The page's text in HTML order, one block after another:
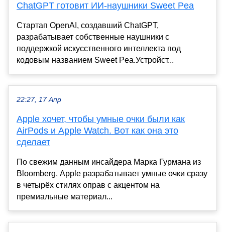
ChatGPT готовит ИИ-наушники Sweet Pea
Стартап OpenAI, создавший ChatGPT,
разрабатывает собственные наушники с
поддержкой искусственного интеллекта под
кодовым названием Sweet Pea.Устройст...
22:27, 17 Апр
Apple хочет, чтобы умные очки были как
AirPods и Apple Watch. Вот как она это
сделает
По свежим данным инсайдера Марка Гурмана из
Bloomberg, Apple разрабатывает умные очки сразу
в четырёх стилях оправ с акцентом на
премиальные материал...